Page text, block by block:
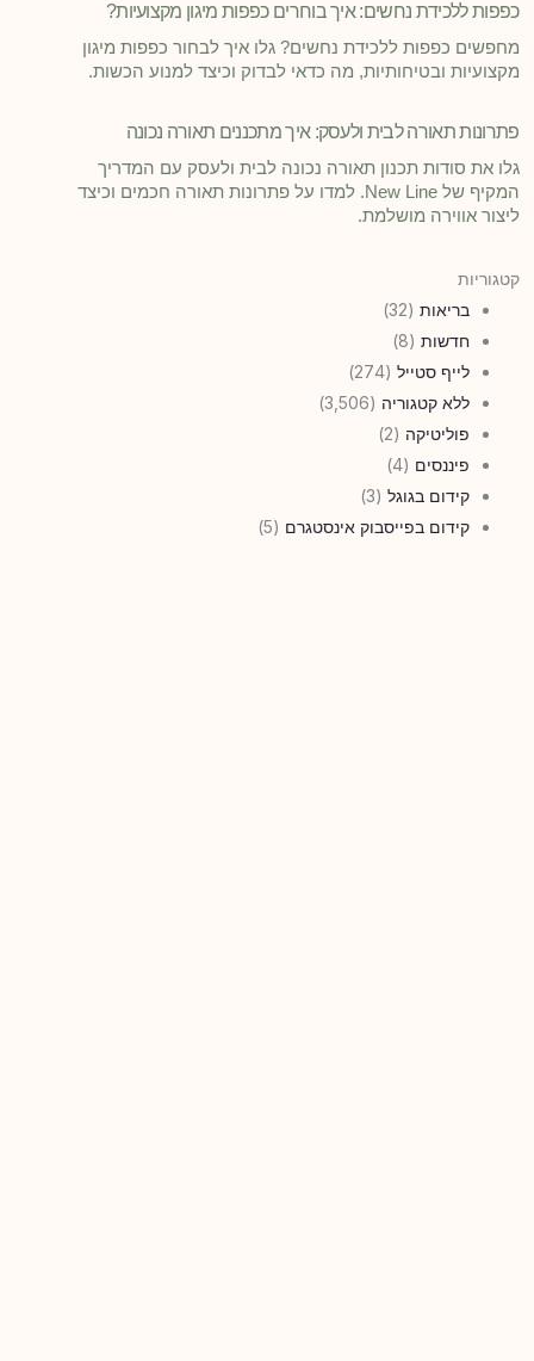
כפפות ללכידת נחשים: איך בוחרים כפפות מיגון מקצועיות?
מחפשים כפפות ללכידת נחשים? גלו איך לבחור כפפות מיגון
מקצועיות ובטיחותיות, מה כדאי לבדוק וכיצד למנוע הכשות.
פתרונות תאורה לבית ולעסק: איך מתכננים תאורה נכונה
גלו את סודות תכנון תאורה נכונה לבית ולעסק עם המדריך
המקיף של New Line. למדו על פתרונות תאורה חכמים וכיצד
ליצור אווירה מושלמת.
קטגוריות
בריאות (32)
חדשות (8)
לייף סטייל (274)
ללא קטגוריה (3,506)
פוליטיקה (2)
פיננסים (4)
קידום בגוגל (3)
קידום בפייסבוק אינסטגרם (5)